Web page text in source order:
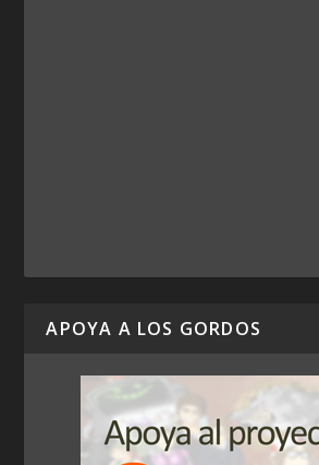
APOYA A LOS GORDOS